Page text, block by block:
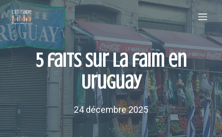
Aller
au
contenu
5 faits sur la faim en
Uruguay
24 décembre 2025